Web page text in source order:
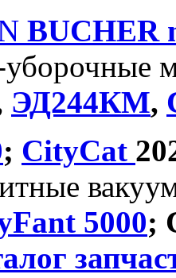
BUCHER
уборочные
ЭД244КМ,
; CityCat
5000;